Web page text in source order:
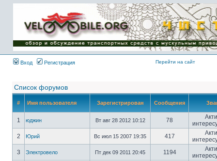
Имя пользователя:
Пароль:
{ LOG_ME_IN_SHORT
}
Вход
Регистрация Перейти на сайт
Список форумов
# Имя пользователя Зарегистрирован Сообщения
1 юджин Вт авг 28 2012 10:12 78
2
Юрий Вс июл 15 2007 19:35 417
3
Электровело Пт дек 09 2011 20:45 1194